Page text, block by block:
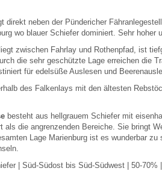
direkt neben der Pündericher
wo blauer Schiefer dominiert. Sehr hoher
liegt zwischen Fahrlay und Rothenpfad, ist
die sehr geschützte Lage erreichen die
für edelsüße Auslesen und
des Falkenlays mit den ältesten
besteht aus hellgrauem Schiefer mit
als die angrenzenden Bereiche. Sie bringt
Lage Marienburg ist es wunderbar zu
| Süd-Südost bis Süd-Südwest | 50-70%